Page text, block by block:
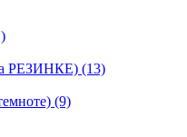
РЕЗИНКЕ) (13)
(9)